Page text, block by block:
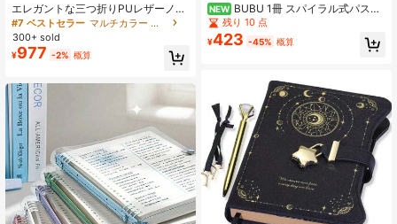
エレガントな三つ折りPUレザーノー
ト - スパイラル、取り外し可能なペ
ージ、ビジネスミーティングと個人
日記に最適、スタイリッシュ
#7 ベストセラー
マルチカラー ノートブック
300+ sold
¥977 -2% 概算
NEW BUBU 1冊 スパイラル式パスワ
ード管理ノート A-Zタブ付き ウェブ
サイトログイン・ユーザー名・パス
ワードヒント・メモ欄付き 伸縮式ク
学期用品 オフィス用品
残り 10 点
¥423 -45% 概算